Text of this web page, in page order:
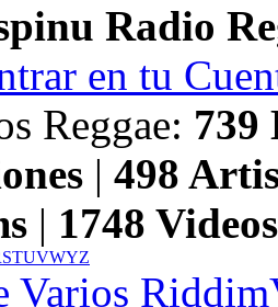
Radio
en tu
Reggae: 739
| 498
| 1748
STUVWYZ
Varios Riddim